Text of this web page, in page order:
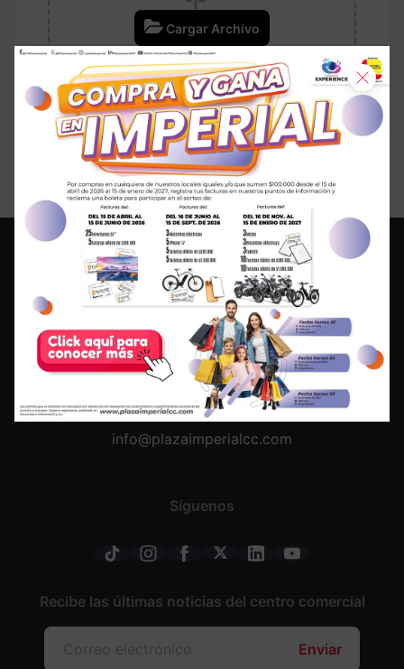
Cargar Archivo
Acepto lostérminos y condiciones
Enviar
Cra.104 # 148 - 07 Av. Ciudad de Cali con Av. Suba
info@plazaimperialcc.com
Síguenos
Recibe las últimas noticias del centro comercial
Enviar